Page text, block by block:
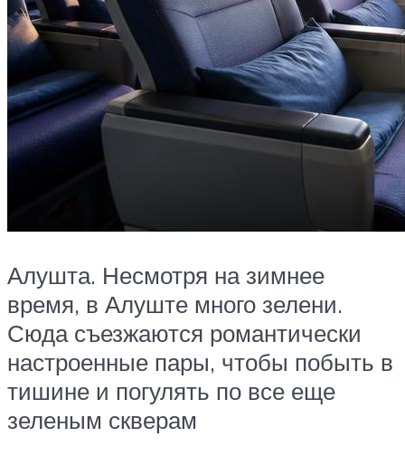
Алушта. Несмотря на зимнее
время, в Алуште много зелени.
Сюда съезжаются романтически
настроенные пары, чтобы побыть в
тишине и погулять по все еще
зеленым скверам